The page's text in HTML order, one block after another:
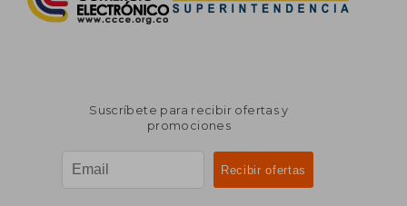
Suscríbete para recibir ofertas y
promociones